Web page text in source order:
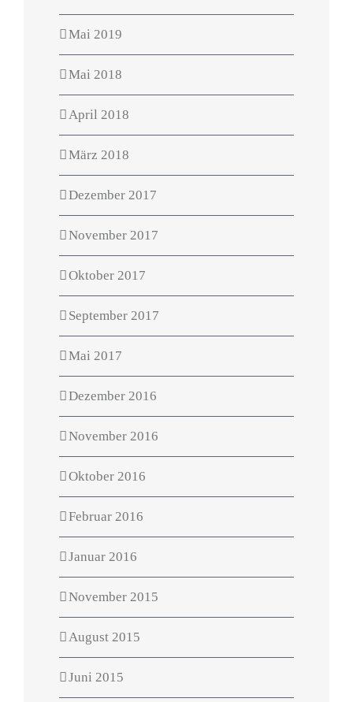
Mai 2019
Mai 2018
April 2018
März 2018
Dezember 2017
November 2017
Oktober 2017
September 2017
Mai 2017
Dezember 2016
November 2016
Oktober 2016
Februar 2016
Januar 2016
November 2015
August 2015
Juni 2015